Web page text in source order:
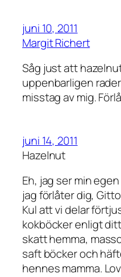
juni 10, 2011
Margit Richert
Såg just att
uppenbarligen
misstag av mig.
juni 14, 2011
Hazelnut
Eh, jag ser min
jag förlåter dig,
Kul att vi delar
kokböcker enligt
skatt hemma,
saft böcker och
hennes mamma.